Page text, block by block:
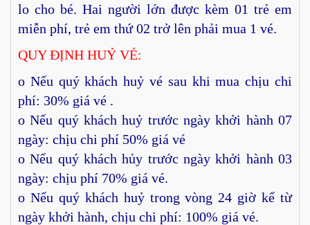
lo cho bé. Hai người lớn được kèm 01 trẻ em
miễn phí, trẻ em thứ 02 trở lên phải mua 1 vé.
QUY ĐỊNH HUỶ VÉ:
o Nếu quý khách huỷ vé sau khi mua chịu chi
phí: 30% giá vé .
o Nếu quý khách huỷ trước ngày khởi hành 07
ngày: chịu chi phí 50% giá vé
o Nếu quý khách hủy trước ngày khởi hành 03
ngày: chịu phí 70% giá vé.
o Nếu quý khách huỷ trong vòng 24 giờ kể từ
ngày khởi hành, chịu chi phí: 100% giá vé.